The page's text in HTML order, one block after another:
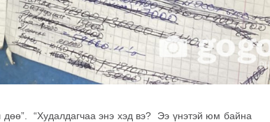
“Худалдагчаа энэ хэд вэ? Ээ үнэтэй юм байна